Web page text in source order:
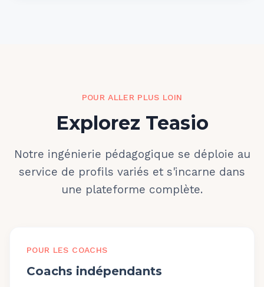
POUR ALLER PLUS LOIN
Explorez Teasio
Notre ingénierie pédagogique se déploie au
service de profils variés et s'incarne dans
une plateforme complète.
POUR LES COACHS
Coachs indépendants